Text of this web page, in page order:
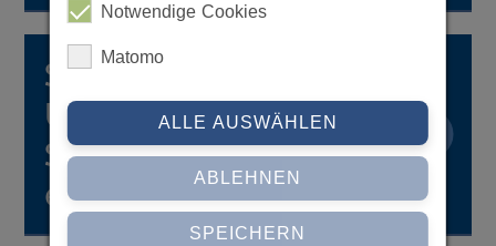
Wählen Sie bitte den folgenden Link und
danach den gewünschten Kurs. Die Kosten
finden Sie jeweils dort in der linken
Menüleiste:
>>
Studiengänge
Die Studiengebühren werden in mehreren
Raten fällig.
Sind die Kosten für die
Unterkunft in den
Studiengebühren
enthalten?
Notwendige Cookies
Matomo
ALLE AUSWÄHLEN
ABLEHNEN
SPEICHERN